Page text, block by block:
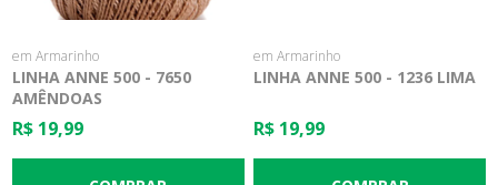
em Armarinho
LINHA ANNE 500 - 7650
AMÊNDOAS
R$ 19,99
em Armarinho
LINHA ANNE 500 - 1236 LIMA
R$ 19,99